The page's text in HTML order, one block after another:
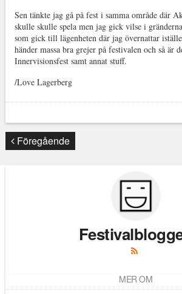
Sen tänkte jag gå på fest i samma område där
skulle skulle spela men jag gick vilse i
som gick till lägenheten där jag övernattar
händer massa bra grejer på festivalen och så är
Innervisionsfest samt annat stuff.
/Love Lagerberg
Föregående
MER OM